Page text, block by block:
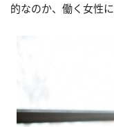
的なのか、働く女性